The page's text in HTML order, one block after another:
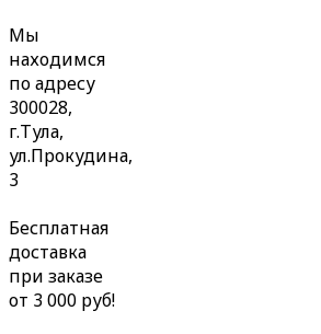
Мы
находимся
по адресу
300028,
г.Тула,
ул.Прокудина,
3
Бесплатная
доставка
при заказе
от 3 000 руб!